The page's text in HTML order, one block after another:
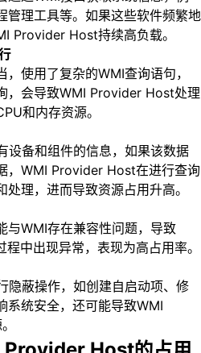
管理工具等。如果这些软件频繁地
Provider Host持续高负载。
使用了复杂的WMI查询语句，
，会导致WMI Provider Host处理
和内存资源。
设备和组件的信息，如果该数据
，WMI Provider Host在进行查询
理，进而导致资源占用升高。
与WMI存在兼容性问题，导致
中出现异常，表现为高占用率。
隐蔽操作，如创建自启动项、修
系统安全，还可能导致WMI